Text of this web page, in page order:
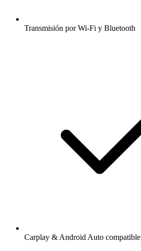
Transmisión por Wi-Fi y Bluetooth
Carplay & Android Auto compatible